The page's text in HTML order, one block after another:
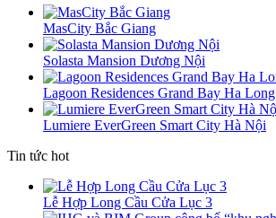
MasCity Bắc Giang
Solasta Mansion Dương Nội
Lagoon Residences Grand Bay Ha Long
Lumiere EverGreen Smart City Hà Nội
Tin tức hot
Lễ Hợp Long Cầu Cửa Lục 3